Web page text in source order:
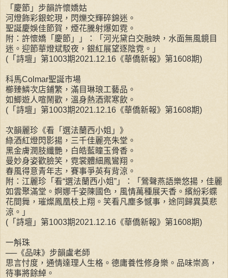
「慶節」步韻許懷嬌姑
河燈飾彩銀蛇現，閃爍交輝碎錦迷。
聖誕慶娛佳節賀，煙花騰射爆如霓。
附：許懷嬌「慶節」」：「河光黛白交融映，水面無風鏡目
迷。迎節華燈斌駁夜，銀紅展望逐陰霓。」
(「詩壇」第1003期2021.12.16《華僑新報》第1608期)
科馬Colmar聖誕市場
櫛臻鱗次店鋪繁，滿目琳琅工藝品。
如鯽遊人喧鬧歡，溫身熱酒禦寒飲。
(「詩壇」第1003期2021.12.16《華僑新報》第1608期)
次韻麗珍《看「選法蘭西小姐」》
綠酒紅燈閃影揚，三千佳麗亮朱堂。
黑金膚潤肢纖艷，白皓藍瞳玉骨香。
曼妙身姿歡臉笑，霓裳體細鳳鸞翔。
春風得意青年志，賽事爭英有背涼。
附：江麗珍「看“選法蘭西小姐”」：「鶯聲燕語樂悠揚，佳麗
如雲聚滿堂。婀娜千姿陳國色，風情萬種展天香。繽紛彩蝶
花間舞，璀燦鳳凰枝上翔。笑看凡塵多憾事，途同歸異莫悲
涼。」
(「詩壇」第1003期2021.12.16《華僑新報》第1608期)
一斛珠
──《品味》步韻盧老師
思言忖度，通情達理人生格。德庸養性修身樂。品味崇高，
待事將餘綽。